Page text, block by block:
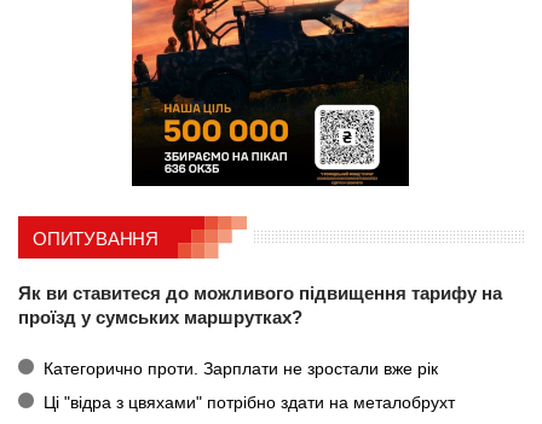
ОПИТУВАННЯ
Як ви ставитеся до можливого підвищення тарифу на
проїзд у сумських маршрутках?
Категорично проти. Зарплати не зростали вже рік
Ці "відра з цвяхами" потрібно здати на металобрухт